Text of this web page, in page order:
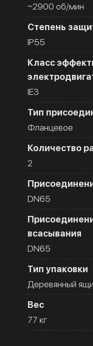
~2900 об/мин
Степень
IP55
Класс
IE3
Тип
Фланцевое
Количество
2
DN65
всасывания
DN65
Тип упаковки
Деревянный
Вес
77 кг